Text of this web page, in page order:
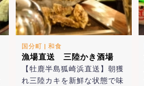
国分町 | 和食
漁場直送 三陸かき酒場
【牡鹿半島狐崎浜直送】朝獲
れ三陸カキを新鮮な状態で味